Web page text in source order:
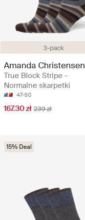
3-pack
Amanda Christensen
True Block Stripe -
Normalne skarpetki
47-50
167.30 zł 239 zł
15% Deal